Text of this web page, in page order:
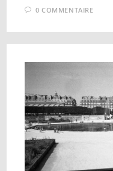
0 COMMENTAIRE